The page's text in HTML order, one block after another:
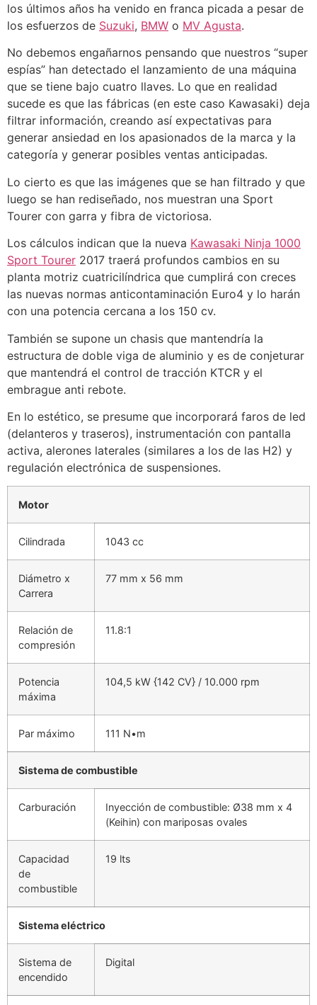
los últimos años ha venido en franca picada a pesar de
los esfuerzos de Suzuki, BMW o MV Agusta.
No debemos engañarnos pensando que nuestros “super
espías” han detectado el lanzamiento de una máquina
que se tiene bajo cuatro llaves. Lo que en realidad
sucede es que las fábricas (en este caso Kawasaki) deja
filtrar información, creando así expectativas para
generar ansiedad en los apasionados de la marca y la
categoría y generar posibles ventas anticipadas.
Lo cierto es que las imágenes que se han filtrado y que
luego se han rediseñado, nos muestran una Sport
Tourer con garra y fibra de victoriosa.
Los cálculos indican que la nueva Kawasaki Ninja 1000
Sport Tourer 2017 traerá profundos cambios en su
planta motriz cuatricilíndrica que cumplirá con creces
las nuevas normas anticontaminación Euro4 y lo harán
con una potencia cercana a los 150 cv.
También se supone un chasis que mantendría la
estructura de doble viga de aluminio y es de conjeturar
que mantendrá el control de tracción KTCR y el
embrague anti rebote.
En lo estético, se presume que incorporará faros de led
(delanteros y traseros), instrumentación con pantalla
activa, alerones laterales (similares a los de las H2) y
regulación electrónica de suspensiones.
Motor
Cilindrada 1043 cc
Diámetro x
Carrera
77 mm x 56 mm
Relación de
compresión
11.8:1
Potencia
máxima
104,5 kW {142 CV} / 10.000 rpm
Par máximo 111 N•m
Sistema de combustible
Carburación
Inyección de combustible: Ø38 mm x 4
(Keihin) con mariposas ovales
Capacidad
de
combustible
19 lts
Sistema eléctrico
Sistema de
encendido
Digital